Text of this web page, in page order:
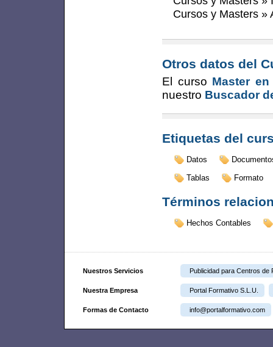
Cursos y Masters »
Otros datos del
El curso Master
nuestro Buscador
Etiquetas del
Datos
Tablas
Formato
Términos
Hechos Contables
Nuestros Servicios Publicidad para Centros de
Nuestra Empresa Portal Formativo S.L.U.
Formas de Contacto info@portalformativo.com